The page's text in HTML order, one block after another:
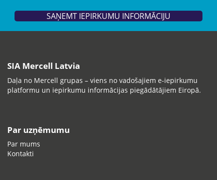
SAŅEMT IEPIRKUMU INFORMĀCIJU
SIA Mercell Latvia
Daļa no Mercell grupas – viens no vadošajiem e-iepirkumu
platformu un iepirkumu informācijas piegādātājiem Eiropā.
Par uzņēmumu
Par mums
Kontakti